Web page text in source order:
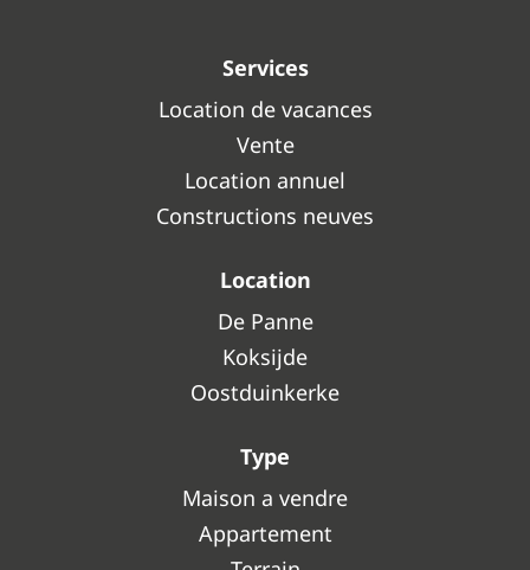
Services
Location de vacances
Vente
Location annuel
Constructions neuves
Location
De Panne
Koksijde
Oostduinkerke
Type
Maison a vendre
Appartement